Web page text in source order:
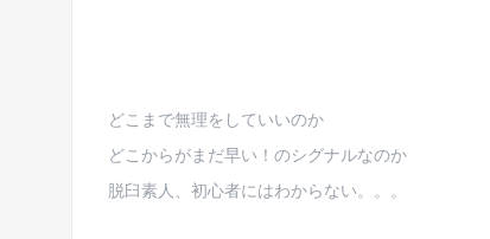
どこまで無理をしていいのか
どこからがまだ早い！のシグナルなのか
脱臼素人、初心者にはわからない。。。